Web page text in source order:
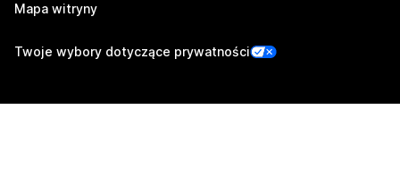
Mapa witryny
Twoje wybory dotyczące prywatności